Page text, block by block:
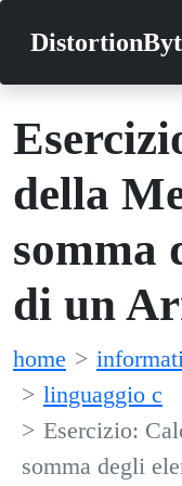
della
somma
di un
home
linguaggio c
Esercizio:
somma degli